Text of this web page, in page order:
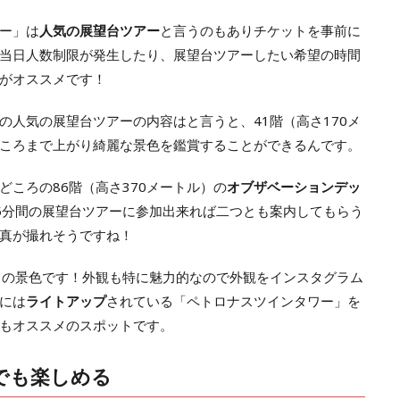
」は人気の展望台ツアーと言うのもありチケットを事前に
日人数制限が発生したり、展望台ツアーしたい希望の時間
オススメです！
人気の展望台ツアーの内容はと言うと、41階（高さ170メ
ろまで上がり綺麗な景色を鑑賞することができるんです。
ころの86階（高さ370メートル）のオブザベーションデッ
間の展望台ツアーに参加出来れば二つとも案内してもらう
が撮れそうですね！
景色です！外観も特に魅力的なので外観をインスタグラム
はライトアップされている「ペトロナスツインタワー」を
オススメのスポットです。
も楽しめる